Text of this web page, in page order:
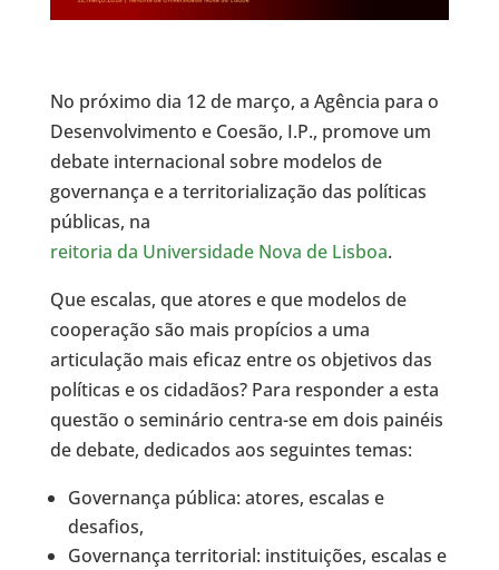
No próximo dia 12 de março, a Agência para o
Desenvolvimento e Coesão, I.P., promove um
debate internacional sobre modelos de
governança e a territorialização das políticas
públicas, na
reitoria da Universidade Nova de Lisboa.
Que escalas, que atores e que modelos de
cooperação são mais propícios a uma
articulação mais eficaz entre os objetivos das
políticas e os cidadãos? Para responder a esta
questão o seminário centra-se em dois painéis
de debate, dedicados aos seguintes temas:
Governança pública: atores, escalas e
desafios,
Governança territorial: instituições, escalas e